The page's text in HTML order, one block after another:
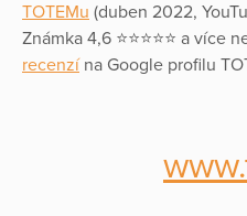
TOTEMu (duben 2022,
Známka 4,6 ⭐️⭐️⭐️⭐️⭐️ a více
recenzína Google profilu